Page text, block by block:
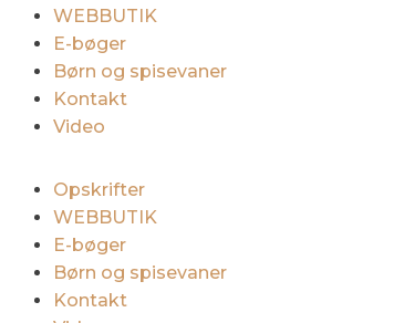
WEBBUTIK
E-bøger
Børn og spisevaner
Kontakt
Video
Opskrifter
WEBBUTIK
E-bøger
Børn og spisevaner
Kontakt